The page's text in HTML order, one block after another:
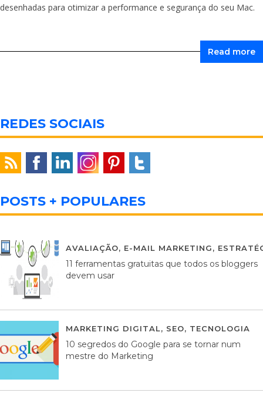
desenhadas para otimizar a performance e segurança do seu Mac.
Read more
REDES SOCIAIS
POSTS + POPULARES
AVALIAÇÃO, E-MAIL MARKETING,
11 ferramentas gratuitas que todos os bloggers
devem usar
MARKETING DIGITAL, SEO, TECNOLOGIA
10 segredos do Google para se tornar num
mestre do Marketing